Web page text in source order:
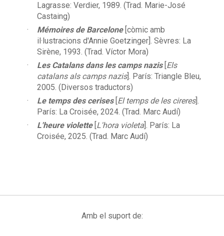
Lagrasse: Verdier, 1989. (Trad. Marie-José
Castaing)
Mémoires de Barcelone[còmic amb
il·lustracions d'Annie Goetzinger]. Sèvres: La
Sirène, 1993. (Trad. Víctor Mora)
Les Catalans dans les camps nazis[Els
catalans als camps nazis]. París: Triangle Bleu,
2005. (Diversos traductors)
Le temps des cerises[El temps de les cireres].
París: La Croisée, 2024. (Trad. Marc Audí)
L'heure violette[L'hora violeta]. París: La
Croisée, 2025. (Trad. Marc Audí)
Amb el suport de: